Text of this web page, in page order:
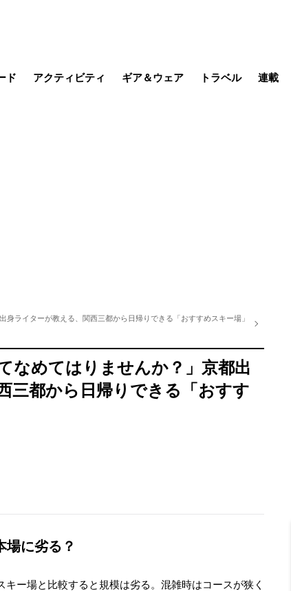
ド アクティビティ ギア＆ウェア トラベル 連載
身ライターが教える、関西三都から日帰りできる「おすすめスキー場」
なめてはりませんか？」京都出
三都から日帰りできる「おすす
に劣る？
ー場と比較すると規模は劣る。混雑時はコースが狭く